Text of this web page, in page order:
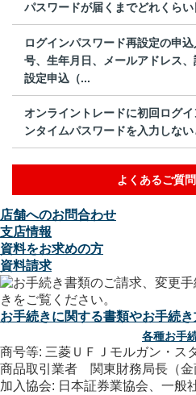
パスワードが届くまでどれくらい
ログインパスワード再設定の申
号、生年月日、メールアドレス
設定申込（...
オンライントレードに初回ログ
ンタイムパスワードを入力しない
よくあるご質
店舗へのお問合わせ
支店情報
資料をお求めの方
資料請求
お手続きに関する書類やお手続
各種お手
商号等: 三菱ＵＦＪモルガン・
商品取引業者 関東財務局長（金
加入協会: 日本証券業協会、一般